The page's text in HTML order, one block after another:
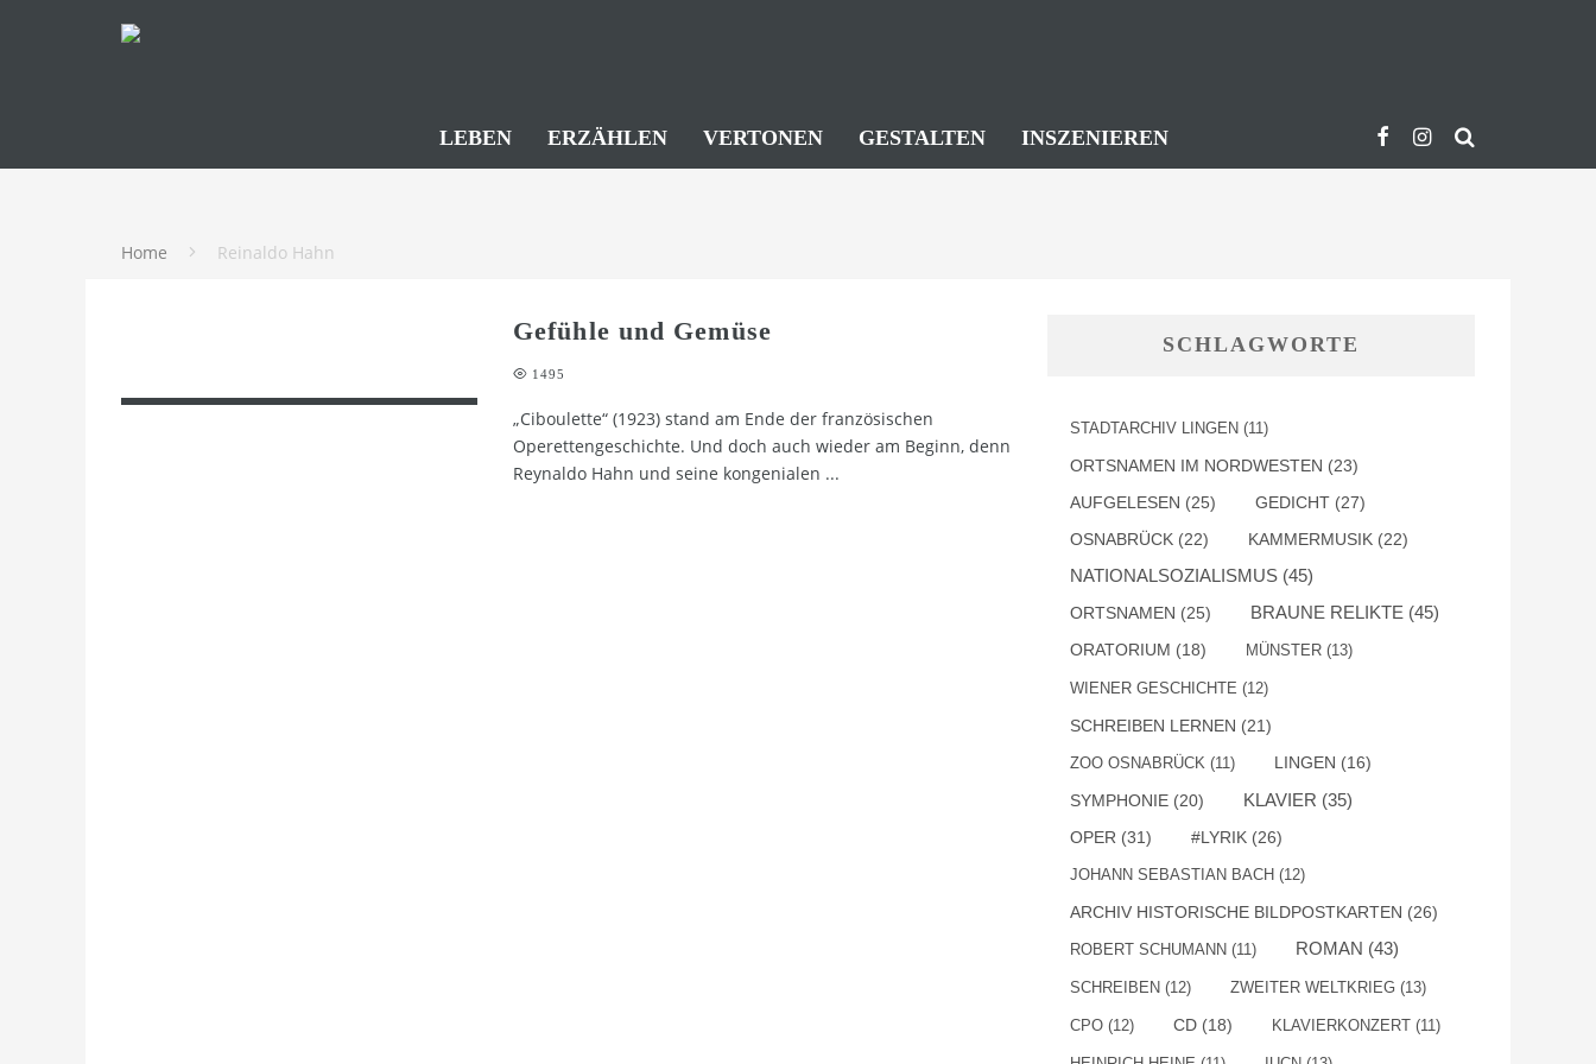
LEBEN ERZÄHLEN VERTONEN GESTALTEN INSZENIEREN
Home Reinaldo Hahn
Gefühle und Gemüse
1495
„Ciboulette“ (1923) stand am Ende der französischen
Operettengeschichte. Und doch auch wieder am Beginn, denn
Reynaldo Hahn und seine kongenialen ...
SCHLAGWORTE
STADTARCHIV LINGEN (11)
ORTSNAMEN IM NORDWESTEN (23)
AUFGELESEN (25) GEDICHT (27)
OSNABRÜCK (22) KAMMERMUSIK (22)
NATIONALSOZIALISMUS (45)
ORTSNAMEN (25) BRAUNE RELIKTE (45)
ORATORIUM (18) MÜNSTER (13)
WIENER GESCHICHTE (12)
SCHREIBEN LERNEN (21)
ZOO OSNABRÜCK (11) LINGEN (16)
SYMPHONIE (20) KLAVIER (35)
OPER (31) #LYRIK (26)
JOHANN SEBASTIAN BACH (12)
ARCHIV HISTORISCHE BILDPOSTKARTEN (26)
ROBERT SCHUMANN (11) ROMAN (43)
SCHREIBEN (12) ZWEITER WELTKRIEG (13)
CPO (12) CD (18) KLAVIERKONZERT (11)